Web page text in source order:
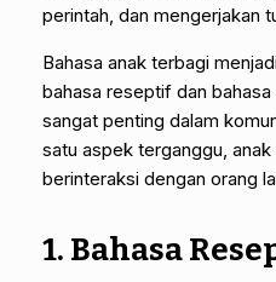
perintah, dan mengerjakan
Bahasa anak terbagi
bahasa reseptif dan
sangat penting dalam
satu aspek terganggu,
berinteraksi dengan orang
1. Bahasa